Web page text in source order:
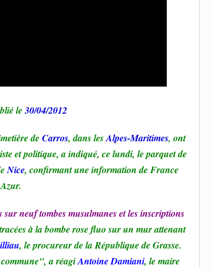
le30/04/2012
deCarros, dans lesAlpes-Maritimes, ont
et politique, a indiqué, ce lundi, le parquet de
Nice, confirmant une information de France
neuf tombes musulmanes et les inscriptions
à la bombe rose fluo sur un mur attenant
, le procureur de la République de Grasse.
commune", a réagiAntoine Damiani, le maire